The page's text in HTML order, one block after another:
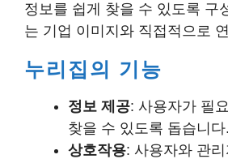
정보를 쉽게 찾을 수 있도록 구
는 기업 이미지와 직접적으로
누리집의 기능
정보 제공: 사용자가 필
찾을 수 있도록 돕습니다.
상호작용: 사용자와 관